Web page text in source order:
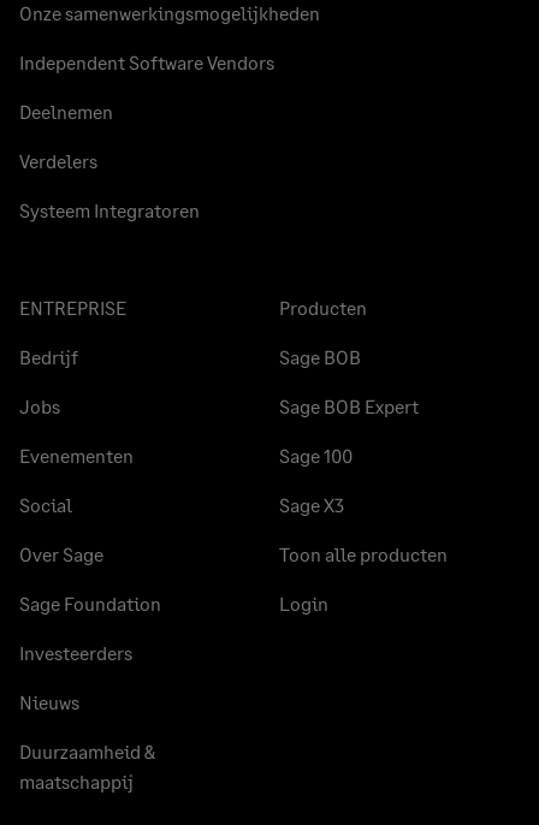
Onze samenwerkingsmogelijkheden
Independent Software Vendors
Deelnemen
Verdelers
Systeem Integratoren
ENTREPRISE
Bedrijf
Jobs
Evenementen
Social
Over Sage
Sage Foundation
Investeerders
Nieuws
Duurzaamheid &
maatschappij
Producten
Sage BOB
Sage BOB Expert
Sage 100
Sage X3
Toon alle producten
Login